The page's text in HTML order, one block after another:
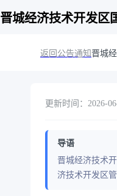
晋城经济技术开发区
返回公告通知晋城
更新时间：2026-
导语
晋城经济技术
济技术开发区